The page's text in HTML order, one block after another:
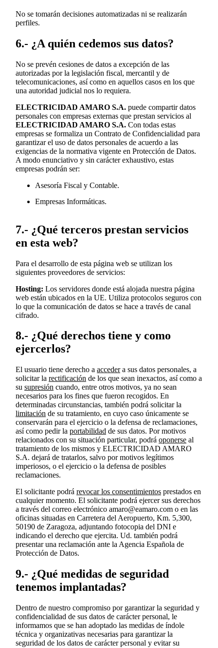
No se tomarán decisiones automatizadas ni se realizarán
perfiles.
6.- ¿A quién cedemos sus datos?
No se prevén cesiones de datos a excepción de las
autorizadas por la legislación fiscal, mercantil y de
telecomunicaciones, así como en aquellos casos en los que
una autoridad judicial nos lo requiera.
ELECTRICIDAD AMARO S.A. puede compartir datos
personales con empresas externas que prestan servicios al
ELECTRICIDAD AMARO S.A. Con todas estas
empresas se formaliza un Contrato de Confidencialidad para
garantizar el uso de datos personales de acuerdo a las
exigencias de la normativa vigente en Protección de Datos.
A modo enunciativo y sin carácter exhaustivo, estas
empresas podrán ser:
Asesoría Fiscal y Contable.
Empresas Informáticas.
7.- ¿Qué terceros prestan servicios
en esta web?
Para el desarrollo de esta página web se utilizan los
siguientes proveedores de servicios:
Hosting: Los servidores donde está alojada nuestra página
web están ubicados en la UE. Utiliza protocolos seguros con
lo que la comunicación de datos se hace a través de canal
cifrado.
8.- ¿Qué derechos tiene y como
ejercerlos?
El usuario tiene derecho a accedera sus datos personales, a
solicitar la rectificación de los que sean inexactos, así como a
su supresión cuando, entre otros motivos, ya no sean
necesarios para los fines que fueron recogidos. En
determinadas circunstancias, también podrá solicitar la
limitación de su tratamiento, en cuyo caso únicamente se
conservarán para el ejercicio o la defensa de reclamaciones,
así como pedir la portabilidad de sus datos. Por motivos
relacionados con su situación particular, podrá oponerse al
tratamiento de los mismos y ELECTRICIDAD AMARO
S.A. dejará de tratarlos, salvo por motivos legítimos
imperiosos, o el ejercicio o la defensa de posibles
reclamaciones.
El solicitante podrá revocar los consentimientos prestados en
cualquier momento. El solicitante podrá ejercer sus derechos
a través del correo electrónico amaro@eamaro.com o en las
oficinas situadas en Carretera del Aeropuerto, Km. 5,300,
50190 de Zaragoza, adjuntando fotocopia del DNI e
indicando el derecho que ejercita. Ud. también podrá
presentar una reclamación ante la Agencia Española de
Protección de Datos.
9.- ¿Qué medidas de seguridad
tenemos implantadas?
Dentro de nuestro compromiso por garantizar la seguridad y
confidencialidad de sus datos de carácter personal, le
informamos que se han adoptado las medidas de índole
técnica y organizativas necesarias para garantizar la
seguridad de los datos de carácter personal y evitar su